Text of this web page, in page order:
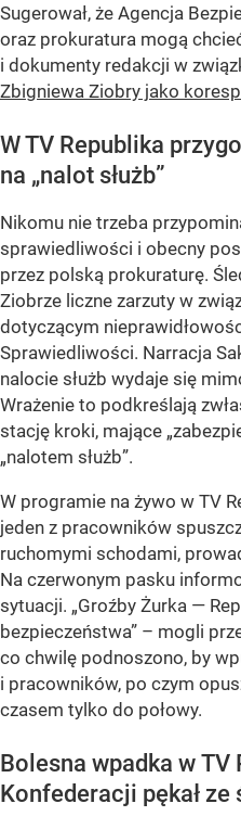
Sugerował, że Agencja
oraz prokuratura mogą
i dokumenty redakcji w
Zbigniewa Ziobry jako
W TV Republika
na „nalot służb”
Nikomu nie trzeba
sprawiedliwości i obecny
przez polską prokuraturę.
Ziobrze liczne zarzuty w
dotyczącym
Sprawiedliwości. Narracja
nalocie służb wydaje się
Wrażenie to podkreślają
stację kroki, mające
„nalotem służb”.
W programie na żywo w TV
jeden z pracowników
ruchomymi schodami,
Na czerwonym pasku
sytuacji. „Groźby Żurka —
bezpieczeństwa” – mogli
co chwilę podnoszono, by
i pracowników, po czym
czasem tylko do połowy.
Bolesna wpadka w TV
Konfederacji pękał ze